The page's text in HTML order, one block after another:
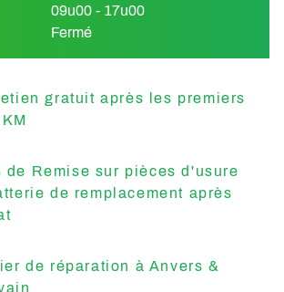
09u00 - 17u00
Fermé
gratuit après les premiers
de Remise sur pièces d'usure
de remplacement après
de réparation à Anvers &